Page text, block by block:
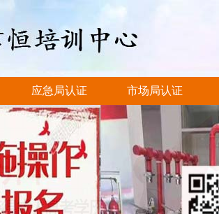
应急局认证 市场局认证